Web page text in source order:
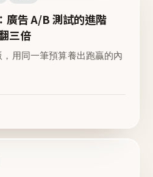
廣告 A/B 測試的進階
三倍
用同一筆預算養出跑贏的內